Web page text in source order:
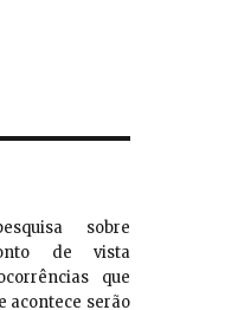
sobre
de vista
que
acontece serão